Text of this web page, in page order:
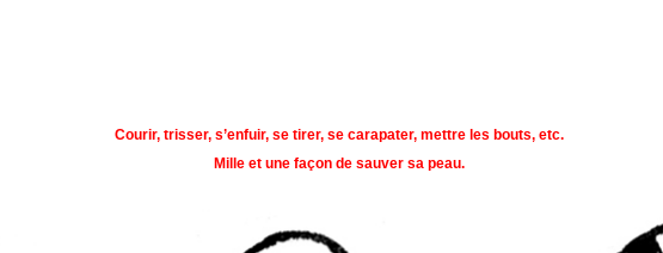
Courir, trisser, s’enfuir, se tirer, se carapater, mettre les bouts, etc.
Mille et une façon de sauver sa peau.